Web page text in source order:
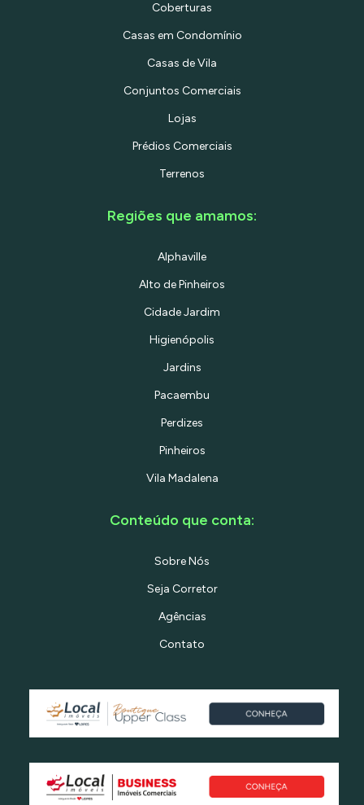
exclusividade, ideal para empresas que
inovação.
Entre em contato e agende sua visita.
comercial é a sua melhor escolha para
na Perdizes, São Paulo. Espaço amplo,
comércio. Agende sua visita e
Zona Eixo de Estruturação da
Coberturas
Casas em Condomínio
Casas de Vila
Conjuntos Comerciais
Lojas
Prédios Comerciais
Terrenos
Regiões que amamos:
Alphaville
Alto de Pinheiros
Cidade Jardim
Higienópolis
Jardins
Pacaembu
Perdizes
Pinheiros
Vila Madalena
Conteúdo que conta:
Sobre Nós
Seja Corretor
Agências
Contato